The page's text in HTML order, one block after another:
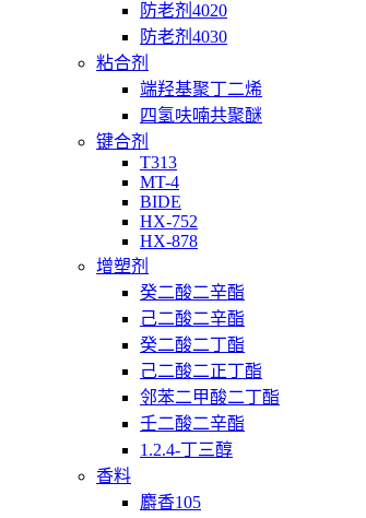
防老剂4020
防老剂4030
粘合剂
端羟基聚丁二烯
四氢呋喃共聚醚
键合剂
T313
MT-4
BIDE
HX-752
HX-878
增塑剂
癸二酸二辛酯
己二酸二辛酯
癸二酸二丁酯
己二酸二正丁酯
邻苯二甲酸二丁酯
壬二酸二辛酯
1.2.4-丁三醇
香料
麝香105